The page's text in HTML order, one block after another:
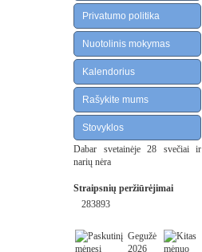
Privatumo politika
Nuotolinis mokymas
Kalendorius
Rašykite mums
Stovyklos
Dabar svetainėje 28 svečiai ir
narių nėra
Straipsnių peržiūrėjimai
283893
Gegužė
2026